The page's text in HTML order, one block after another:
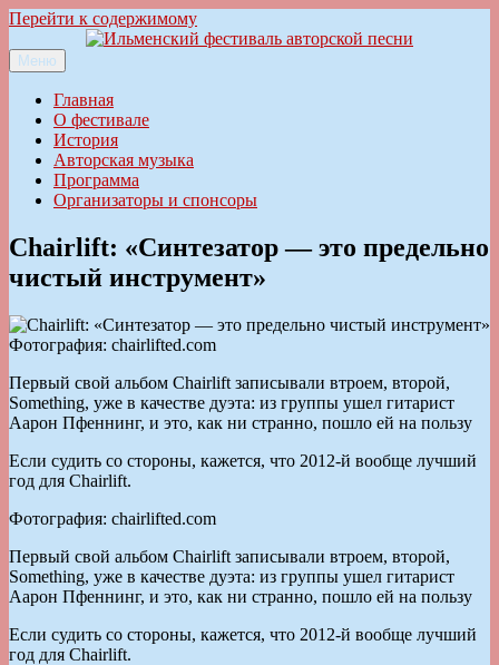
Перейти к содержимому
Ильменский фестиваль авторской песни
Меню
Главная
О фестивале
История
Авторская музыка
Программа
Организаторы и спонсоры
Chairlift: «Синтезатор — это предельно
чистый инструмент»
Фотография: chairlifted.com
Первый свой альбом Chairlift записывали втроем, второй,
Something, уже в качестве дуэта: из группы ушел гитарист
Аарон Пфеннинг, и это, как ни странно, пошло ей на пользу
Если судить со стороны, кажется, что 2012-й вообще лучший
год для Chairlift.
Фотография: chairlifted.com
Первый свой альбом Chairlift записывали втроем, второй,
Something, уже в качестве дуэта: из группы ушел гитарист
Аарон Пфеннинг, и это, как ни странно, пошло ей на пользу
Если судить со стороны, кажется, что 2012-й вообще лучший
год для Chairlift.